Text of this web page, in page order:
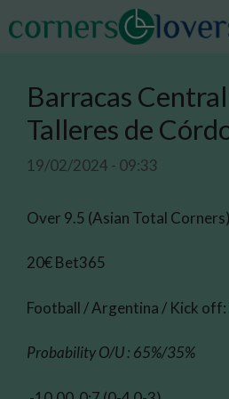
al
Barracas
Talleres de
19/02/2024 - 09:33
Over 9.5 (Asian Total
20€ Bet365
Football / Argentina / Kick off:
Probability O/U : 65%/35%